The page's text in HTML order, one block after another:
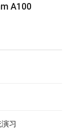
A100
习